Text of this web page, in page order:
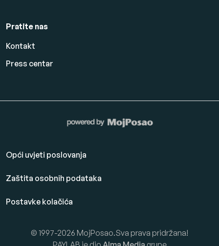
Pratite nas
Kontakt
Press centar
Opći uvjeti poslovanja
Zaštita osobnih podataka
Postavke kolačića
© 1997-2026 MojPosao.Sva prava pridržana!